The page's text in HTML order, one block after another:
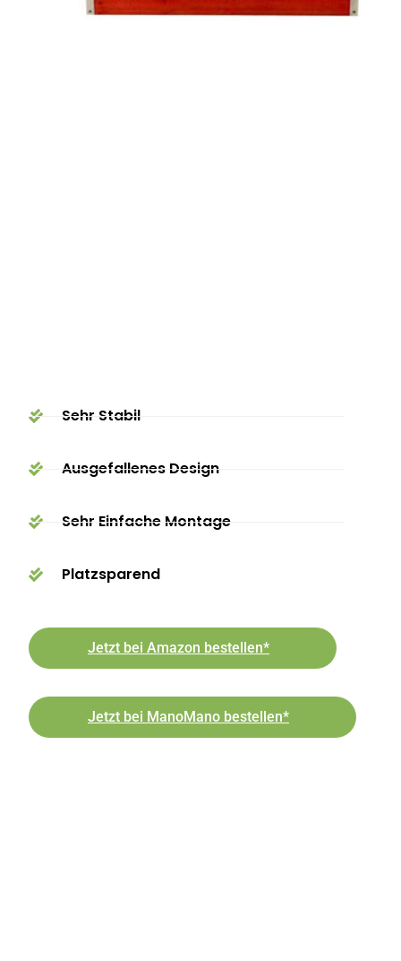
Sehr Stabil
Ausgefallenes Design
Sehr Einfache Montage
Platzsparend
Jetzt bei Amazon bestellen*
Jetzt bei ManoMano bestellen*